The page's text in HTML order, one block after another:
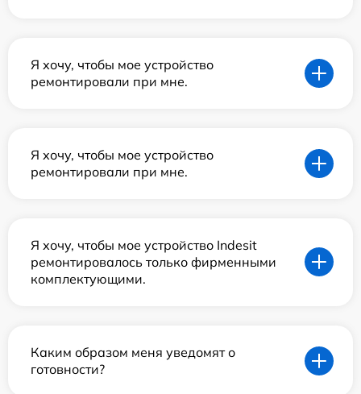
Я хочу, чтобы мое устройство
ремонтировали при мне.
Я хочу, чтобы мое устройство
ремонтировали при мне.
Я хочу, чтобы мое устройство Indesit
ремонтировалось только фирменными
комплектующими.
Каким образом меня уведомят о
готовности?